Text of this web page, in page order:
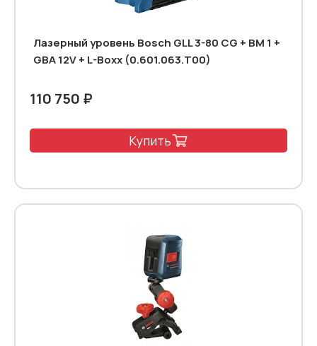
Лазерный уровень Bosch GLL 3-80 CG + BM 1 +
GBA 12V + L-Boxx (0.601.063.T00)
110 750 ₽
Купить